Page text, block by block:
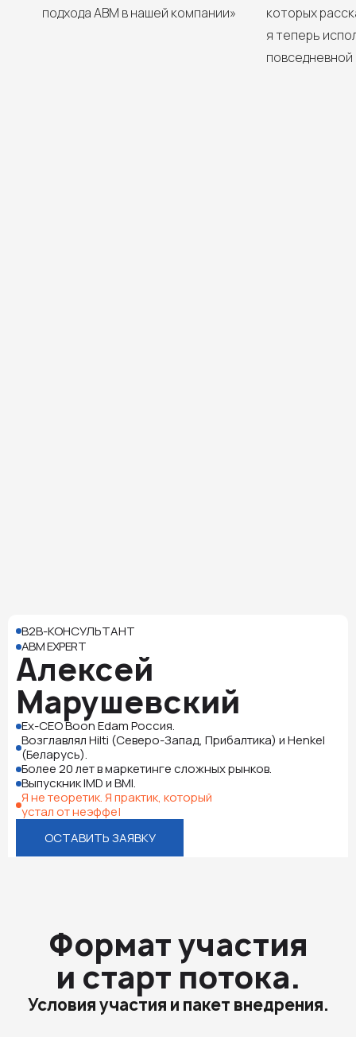
подхода ABM в нашей компании»
которых
я теперь
B2B-КОНСУЛЬТАНТ
ABM EXPERT
Алексей
Марушевский
Ex-CEO Boon Edam Россия.
Возглавлял Hilti (Северо-Запад, Прибалтика) и Henkel
(Беларусь).
Более 20 лет в маркетинге сложных рынков.
Выпускник IMD и BMI.
Я не теоретик. Я практик, который
устал от неэффективности старых
Формат участия
и старт потока.
Условия участия и пакет внедрения.